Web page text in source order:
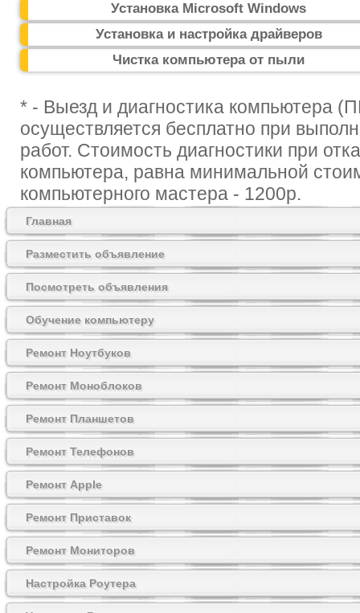
Установка Microsoft Windows
Установка и настройка драйверов
Чистка компьютера от пыли
* - Выезд и диагностика компьютера
осуществляется бесплатно при
работ. Стоимость диагностики при
компьютера, равна минимальной
компьютерного мастера - 1200р.
Главная
Разместить объявление
Посмотреть объявления
Обучение компьютеру
Ремонт Ноутбуков
Ремонт Моноблоков
Ремонт Планшетов
Ремонт Телефонов
Ремонт Apple
Ремонт Приставок
Ремонт Мониторов
Настройка Роутера